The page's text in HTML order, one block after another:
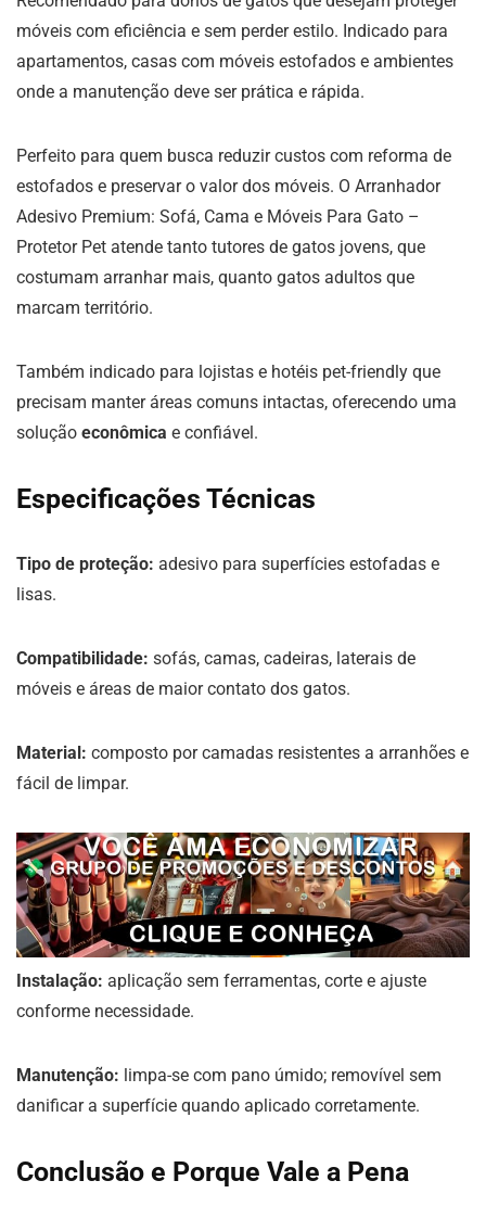
móveis com eficiência e sem perder estilo. Indicado para
apartamentos, casas com móveis estofados e ambientes
onde a manutenção deve ser prática e rápida.
Perfeito para quem busca reduzir custos com reforma de
estofados e preservar o valor dos móveis. O Arranhador
Adesivo Premium: Sofá, Cama e Móveis Para Gato –
Protetor Pet atende tanto tutores de gatos jovens, que
costumam arranhar mais, quanto gatos adultos que
marcam território.
Também indicado para lojistas e hotéis pet-friendly que
precisam manter áreas comuns intactas, oferecendo uma
solução econômica e confiável.
Especificações Técnicas
Tipo de proteção: adesivo para superfícies estofadas e
lisas.
Compatibilidade: sofás, camas, cadeiras, laterais de
móveis e áreas de maior contato dos gatos.
Material: composto por camadas resistentes a arranhões e
fácil de limpar.
Instalação: aplicação sem ferramentas, corte e ajuste
conforme necessidade.
Manutenção: limpa-se com pano úmido; removível sem
danificar a superfície quando aplicado corretamente.
Conclusão e Porque Vale a Pena